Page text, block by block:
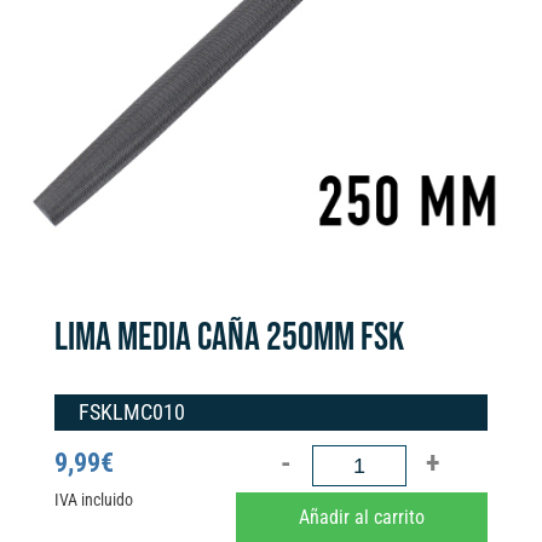
LIMA MEDIA CAÑA 250MM FSK
FSKLMC010
9,99€
IVA incluido
LIMA
MEDIA
CAÑA
Añadir al carrito